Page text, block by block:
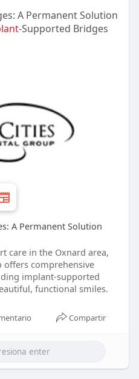
A Permanent Solution
-Supported Bridges
A Permanent Solution
care in the Oxnard area,
offers comprehensive
implant-supported
functional smiles.
Compartir